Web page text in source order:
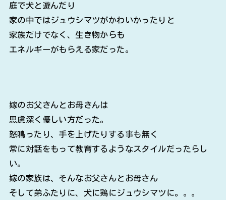
庭で犬と遊んだり
家の中ではジュウシマツがかわいかったりと
家族だけでなく、生き物からも
エネルギーがもらえる家だった。
嫁のお父さんとお母さんは
思慮深く優しい方だった。
怒鳴ったり、手を上げたりする事も無く
常に対話をもって教育するようなスタイルだったらし
い。
嫁の家族は、そんなお父さんとお母さん
そして弟ふたりに、犬に鶏にジュウシマツに。。。